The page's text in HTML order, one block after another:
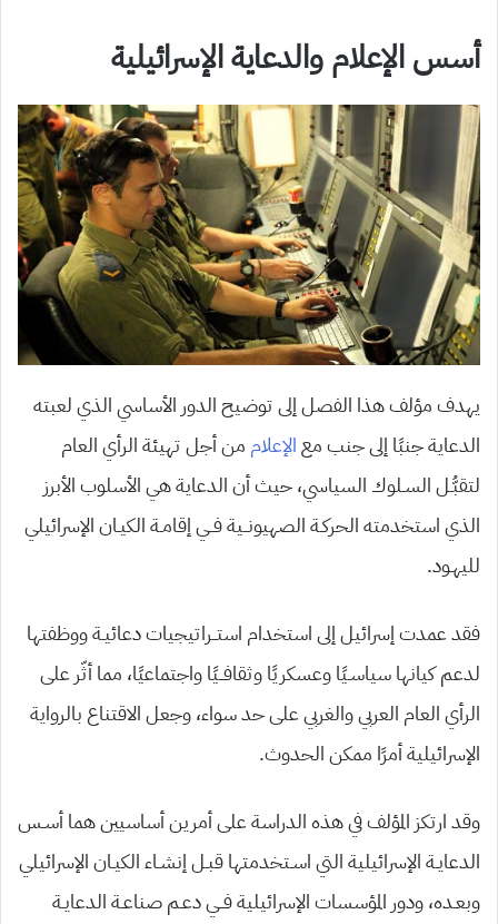
أسس الإعلام والدعاية الإسرائيلية
يهدف مؤلف هذا الفصل إلى توضيح الدور الأساسي الذي لعبته
الدعاية جنبًا إلى جنب معالإعلام من أجل تهيئة الرأي العام
لتقبُّـل السـلوك السياسي، حيث أن الدعاية هي الأسلوب الأبرز
الذي استخدمته الحركـة الصهيونــية فــي إقامـة الكيـان الإسرائيلي
لليهـود.
فقد عمدت إسرائيل إلى استخدام استــراتيجيات دعائيـة ووظفتها
لدعم كيانها سياسـيًا وعسكريًا وثقافــيًا واجتماعيًا، مما أثّر على
الرأي العام العربي والغربي على حد سواء، وجعل الاقتناع بالرواية
الإسرائيلية أمرًا ممكن الحدوث.
وقد ارتكز المؤلف في هذه الدراسة على أمرين أساسيين هما أسـس
الدعايـة الإسرائيلية التي اسـتخدمتها قبـل إنشـاء الكيـان الإسرائيلي
وبعـده، ودور المؤسسات الإسرائيلية فــي دعـم صناعـة الدعايـة